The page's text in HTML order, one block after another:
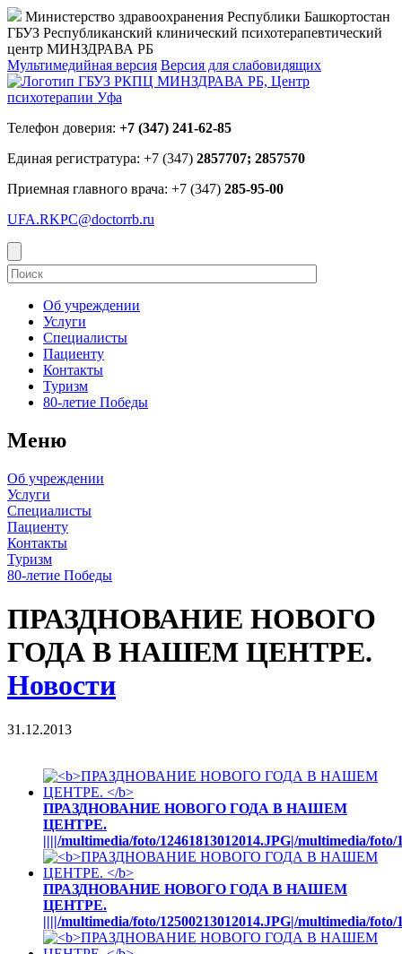
Министерство здравоохранения Республики Башкортостан
ГБУЗ Республиканский клинический психотерапевтический
центр МИНЗДРАВА РБ
Мультимедийная версия Версия для слабовидящих
Телефон доверия: +7 (347) 241-62-85
Единая регистратура: +7 (347) 2857707; 2857570
Приемная главного врача: +7 (347) 285-95-00
UFA.RKPC@doctorrb.ru
Об учреждении
Услуги
Специалисты
Пациенту
Контакты
Туризм
80-летие Победы
Меню
Об учреждении
Услуги
Специалисты
Пациенту
Контакты
Туризм
80-летие Победы
ПРАЗДНОВАНИЕ НОВОГО
ГОДА В НАШЕМ ЦЕНТРЕ.
Новости
31.12.2013
ПРАЗДНОВАНИЕ НОВОГО ГОДА В НАШЕМ
ЦЕНТРЕ.
||||/multimedia/foto/12461813012014.JPG|/multimedia/foto/
ПРАЗДНОВАНИЕ НОВОГО ГОДА В НАШЕМ
ЦЕНТРЕ.
||||/multimedia/foto/12500213012014.JPG|/multimedia/foto/